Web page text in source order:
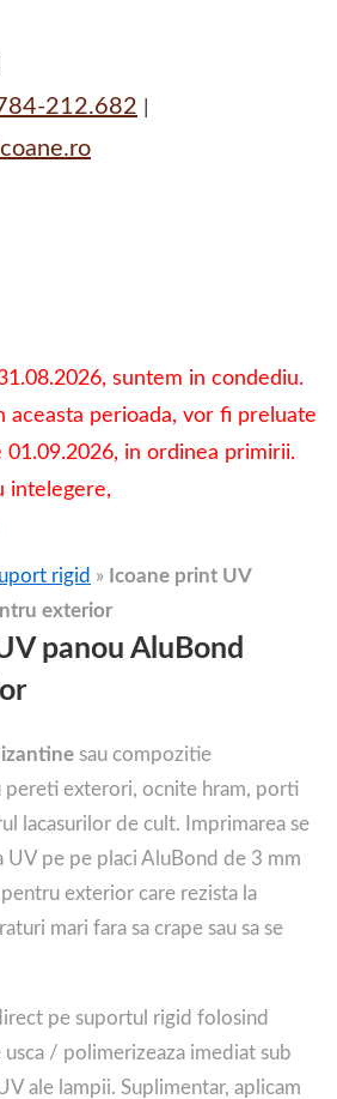
212.682
suntem in condediu.
aceasta perioada, vor fi preluate
01.09.2026, in ordinea primirii.
intelegere,
rigid » Icoane print UV
exterior
panou AluBond
sau compozitie
pereti exterori, ocnite hram, porti
lacasurilor de cult. Imprimarea se
UV pe pe placi AluBond de 3 mm
exterior care rezista la
mari fara sa crape sau sa se
pe suportul rigid folosind
usca / polimerizeaza imediat sub
ale lampii. Suplimentar, aplicam